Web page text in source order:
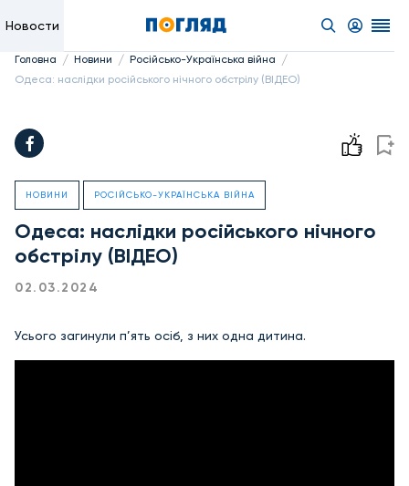
Новости
Головна / Новини / Російсько-Українська війна /
Одеса: наслідки російського нічного обстрілу (ВІДЕО)
НОВИНИ РОСІЙСЬКО-УКРАЇНСЬКА ВІЙНА
Одеса: наслідки російського нічного
обстрілу (ВІДЕО)
02.03.2024
Усього загинули п’ять осіб, з них одна дитина.